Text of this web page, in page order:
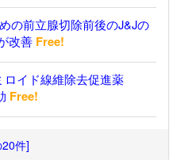
の前立腺切除前後のJ&Jの
改善 Free!
ロイド線維除去促進薬
Free!
件]